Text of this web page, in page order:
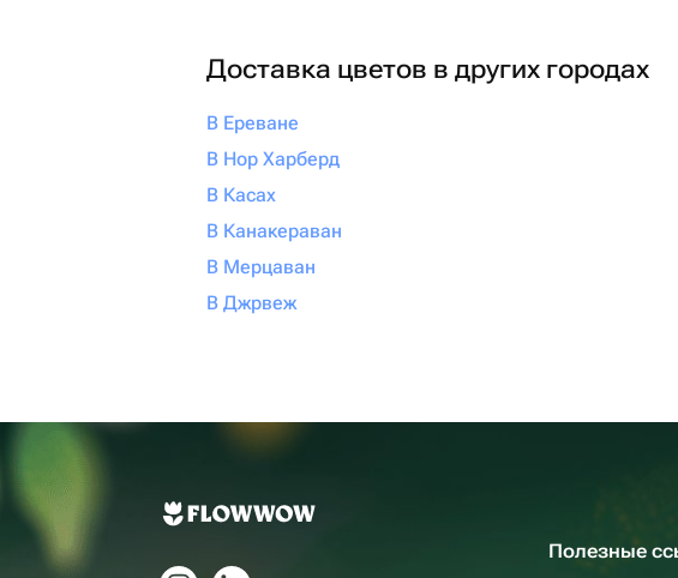
Доставка цветов в других городах
В Ереване
В Нор Харберд
В Касах
В Канакераван
В Мерцаван
В Джрвеж
Полезные